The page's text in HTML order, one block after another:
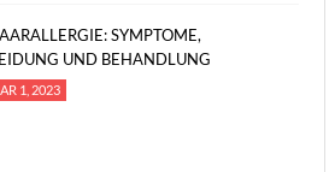
SYMPTOME,
UND BEHANDLUNG
1, 2023